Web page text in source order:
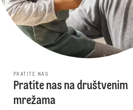
PRATITE NAS
Pratite nas na društvenim
mrežama